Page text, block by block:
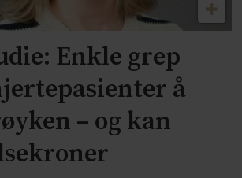
Enkle grep
å
– og kan